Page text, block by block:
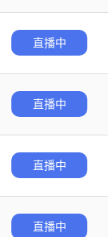
直播中
直播中
直播中
直播中